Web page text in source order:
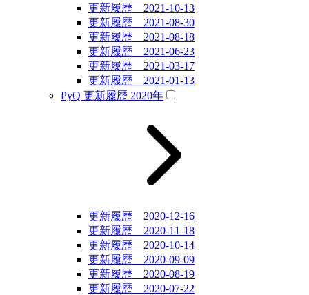
更新履歴 2021-10-13
更新履歴 2021-08-30
更新履歴 2021-08-18
更新履歴 2021-06-23
更新履歴 2021-03-17
更新履歴 2021-01-13
PyQ 更新履歴 2020年
更新履歴 2020-12-16
更新履歴 2020-11-18
更新履歴 2020-10-14
更新履歴 2020-09-09
更新履歴 2020-08-19
更新履歴 2020-07-22